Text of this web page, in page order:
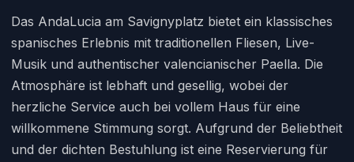
Das AndaLucia am Savignyplatz bietet ein klassisches
spanisches Erlebnis mit traditionellen Fliesen, Live-
Musik und authentischer valencianischer Paella. Die
Atmosphäre ist lebhaft und gesellig, wobei der
herzliche Service auch bei vollem Haus für eine
willkommene Stimmung sorgt. Aufgrund der Beliebtheit
und der dichten Bestuhlung ist eine Reservierung für